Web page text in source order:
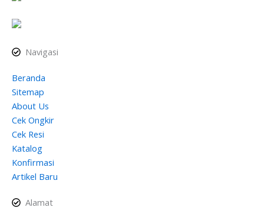
Navigasi
Beranda
Sitemap
About Us
Cek Ongkir
Cek Resi
Katalog
Konfirmasi
Artikel Baru
Alamat